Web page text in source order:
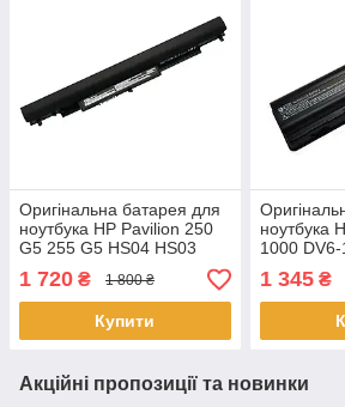
Оригінальна батарея для
ноутбука HP Pavilion 250
G5 255 G5 HS04 HS03
1 720 ₴ 1 800 ₴
Купити
ноутбука
1000
EV06
1 345₴
Акційні пропозиції та новинки